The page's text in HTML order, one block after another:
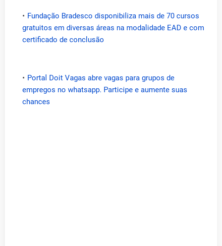
Fundação Bradesco disponibiliza mais de 70 cursos
gratuitos em diversas áreas na modalidade EAD e com
certificado de conclusão
Portal Doit Vagas abre vagas para grupos de
empregos no whatsapp. Participe e aumente suas
chances